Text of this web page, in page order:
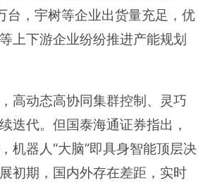
台，宇树等企业出货量充足，优
上下游企业纷纷推进产能规划
高动态高协同集群控制、灵巧
迭代。但国泰海通证券指出，
机器人“大脑”即具身智能顶层决
初期，国内外存在差距，实时